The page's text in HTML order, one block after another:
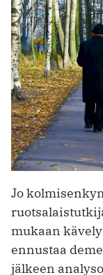
Jo
mukaan
ennustaa
jälkeen